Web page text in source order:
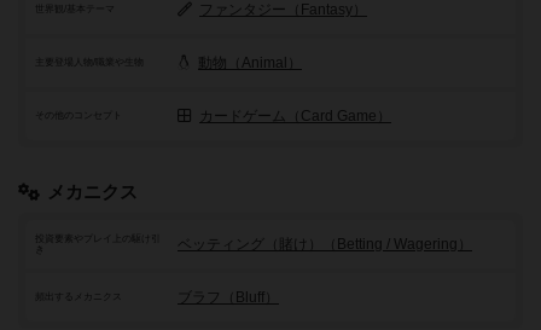
世界観/基本テーマ ファンタジー（Fantasy）
動物（Animal）
その他のコンセプト カードゲーム（Card Game）
メカニクス
投資要素やプレイ上の駆け引
き
ベッティング（賭け）（Betting / Wagering）
頻出するメカニクス ブラフ（Bluff）